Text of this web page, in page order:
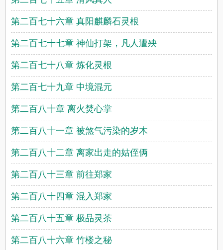
第二百七十六章 真阳麒麟石灵根
第二百七十七章 神仙打架，凡人遭殃
第二百七十八章 炼化灵根
第二百七十九章 中境混元
第二百八十章 离火焚心掌
第二百八十一章 被煞气污染的岁木
第二百八十二章 离家出走的姑侄俩
第二百八十三章 前往郑家
第二百八十四章 混入郑家
第二百八十五章 极品灵茶
第二百八十六章 竹楼之秘